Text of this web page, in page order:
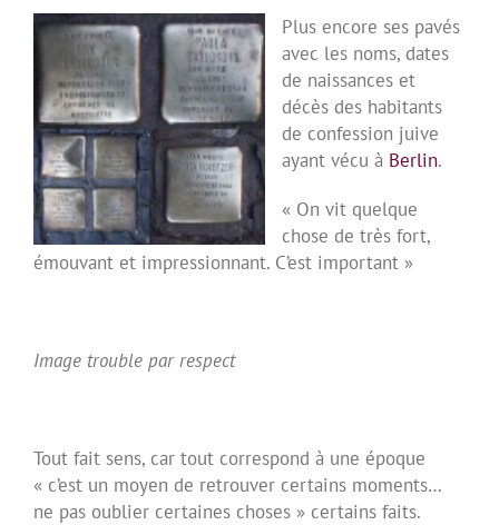
Plus encore ses pavés
avec les noms, dates
de naissances et
décès des habitants
de confession juive
ayant vécu à Berlin.
« On vit quelque
chose de très fort,
émouvant et impressionnant. C’est important »
Image trouble par respect
Tout fait sens, car tout correspond à une époque
« c’est un moyen de retrouver certains moments…
ne pas oublier certaines choses » certains faits.